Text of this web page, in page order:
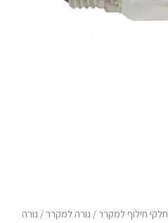
חלקי חילוף למקרר/ נורה למקרר/ נורה